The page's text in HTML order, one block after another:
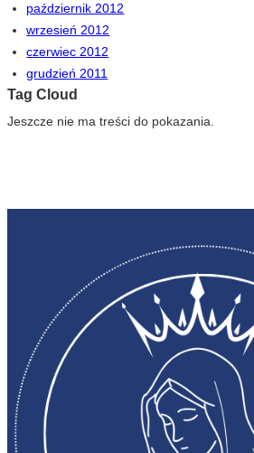
październik 2012
wrzesień 2012
czerwiec 2012
grudzień 2011
Tag Cloud
Jeszcze nie ma treści do pokazania.